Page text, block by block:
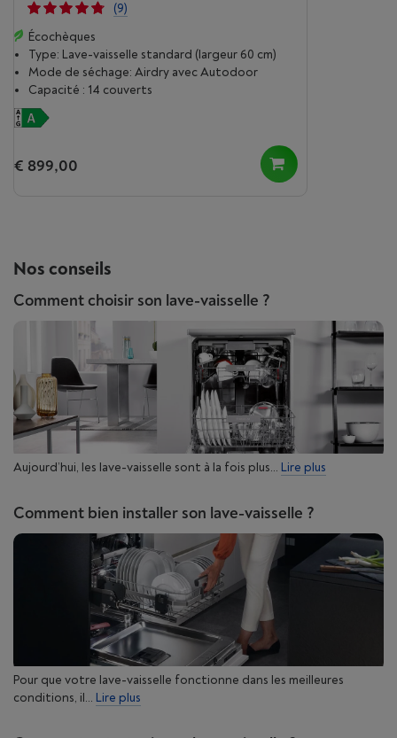
(9)
Écochèques
Type: Lave-vaisselle standard (largeur 60 cm)
Mode de séchage: Airdry avec Autodoor
Capacité : 14 couverts
€ 899,00
Nos conseils
Comment choisir son lave-vaisselle ?
Aujourd’hui, les lave-vaisselle sont à la fois plus... Lire plus
Comment bien installer son lave-vaisselle ?
Pour que votre lave-vaisselle fonctionne dans les meilleures
conditions, il... Lire plus